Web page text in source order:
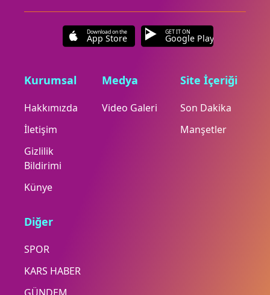
Download on the
App Store
GET IT ON
Google Play
Kurumsal
Hakkımızda
İletişim
Gizlilik
Bildirimi
Künye
Medya
Video Galeri
Site İçeriği
Son Dakika
Manşetler
Diğer
SPOR
KARS HABER